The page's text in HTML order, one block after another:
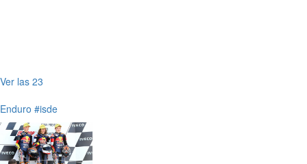
Ver las 23
Enduro #isde